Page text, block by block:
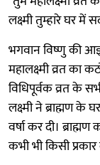
लक्ष्मी तुम्हारे घर में
भगवान विष्णु की
महालक्ष्मी व्रत का
विधिपूर्वक व्रत के
लक्ष्मी ने ब्राह्मण
वर्षा कर दी।
कभी भी किसी